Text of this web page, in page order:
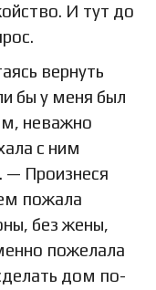
И тут до
вернуть
бы у меня был
неважно
с ним
— Произнеся
пожала
без жены,
пожелала
дом по-